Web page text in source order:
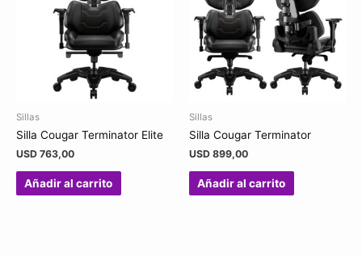
Sillas
Silla Cougar Terminator Elite
USD 763,00
Añadir al carrito
Sillas
Silla Cougar Terminator
USD 899,00
Añadir al carrito